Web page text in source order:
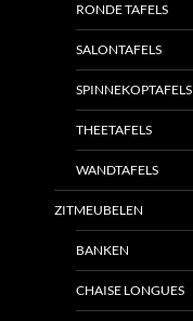
RONDE TAFELS
SALONTAFELS
SPINNEKOPTAFELS
THEETAFELS
WANDTAFELS
ZITMEUBELEN
BANKEN
CHAISE LONGUES